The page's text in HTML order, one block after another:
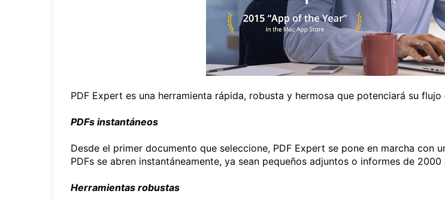
PDF Expert es una herramienta rápida, robusta y hermosa que potenciará su flujo
PDFs instantáneos
Desde el primer documento que seleccione, PDF Expert se pone en marcha con
PDFs se abren instantáneamente, ya sean pequeños adjuntos o informes de 2000
Herramientas robustas